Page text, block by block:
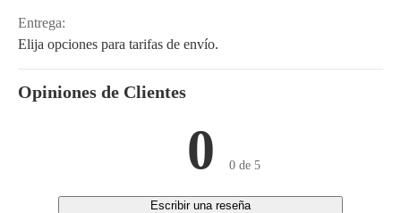
Entrega:
Elija opciones para tarifas de envío.
Opiniones de Clientes
0 0 de 5
Escribir una reseña